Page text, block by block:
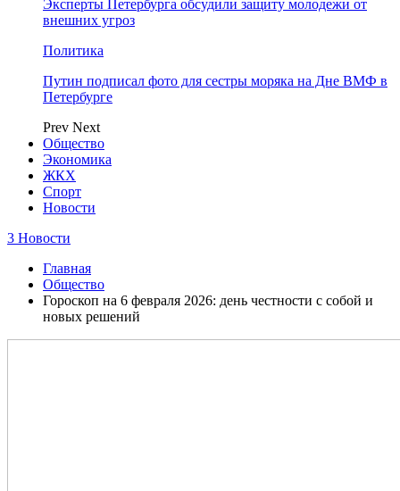
Эксперты Петербурга обсудили защиту молодежи от
внешних угроз
Политика
Путин подписал фото для сестры моряка на Дне ВМФ в
Петербурге
Prev Next
Общество
Экономика
ЖКХ
Спорт
Новости
3 Новости
Главная
Общество
Гороскоп на 6 февраля 2026: день честности с собой и
новых решений